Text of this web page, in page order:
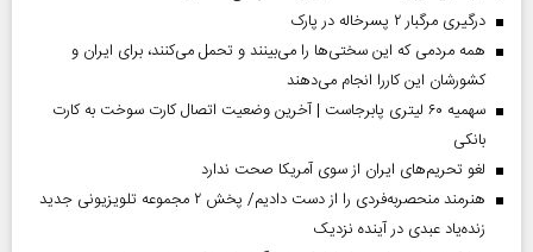
درگیری مرگبار ۲ پسرخاله در پارک
همه مردمی که این سختی‌ها را می‌بینند و تحمل می‌کنند، برای ایران و
کشورشان این کاررا انجام می‌دهند
سهمیه ۶۰ لیتری پابرجاست | آخرین وضعیت اتصال کارت سوخت به کارت
بانکی
لغو تحریم‌های ایران از سوی آمریکا صحت ندارد
هنرمند منحصر‌به‌فردی را از دست دادیم/ پخش ۲ مجموعه تلویزیونی جدید
زنده‌یاد عبدی در آینده نزدیک